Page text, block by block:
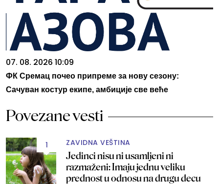
07. 08. 2026 10:09
ФК Сремац почео припреме за нову сезону:
Сачуван костур екипе, амбиције све веће
Povezane vesti
1 ZAVIDNA VEŠTINA
Jedinci nisu ni usamljeni ni
razmaženi: Imaju jednu veliku
prednost u odnosu na drugu decu